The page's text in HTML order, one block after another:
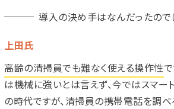
導入の決め手はなんだったので
上田氏
高齢の清掃員でも難なく使える操作性
は機械に強いとは言えず、今ではスマー
の時代ですが、清掃員の携帯電話を調べ